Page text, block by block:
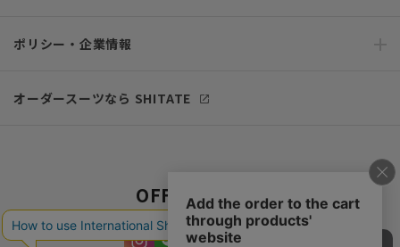
ポリシー・企業情報
オーダースーツなら SHITATE
OFFICIAL SNS